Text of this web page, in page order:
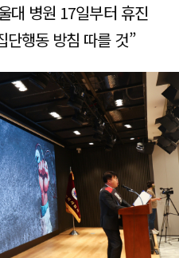
대 병원 17일부터 휴진
단행동 방침 따를 것”